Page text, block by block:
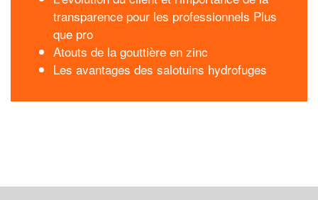
transparence pour les professionnels Plus
que pro
Atouts de la gouttière en zinc
Les avantages des salotuins hydrofuges